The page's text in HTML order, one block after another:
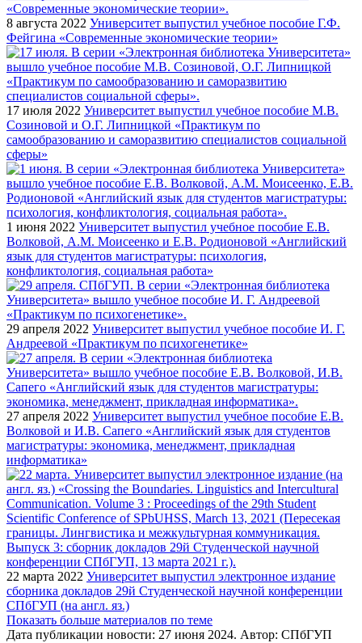
8 августа 2022 Университет выпустил учебное пособие Г.Ф.
Фейгина «Современные экономические теории»
17 июля 2022 Университет выпустил учебное пособие М.В.
Созиновой и О.Г. Липницкой «Практикум по
самообразованию и саморазвитию специалистов социальной
сферы»
1 июня 2022 Университет выпустил учебное пособие Е.В.
Волковой, А.М. Моисеенко и Е.В. Родионовой «Английский
язык для студентов магистратуры: психология,
конфликтология, социальная работа»
29 апреля 2022 Университет выпустил учебное пособие И. Г.
Андреевой «Практикум по психогенетике»
27 апреля 2022 Университет выпустил учебное пособие Е.В.
Волковой и И.В. Сапего «Английский язык для студентов
магистратуры: экономика, менеджмент, прикладная
информатика»
22 марта 2022 Университет выпустил электронное издание
сборника докладов 29й Студенческой научной конференции
СПбГУП (на англ. яз.)
Показать больше материалов по теме
Дата публикации новости: 27 июня 2024. Автор: СПбГУП